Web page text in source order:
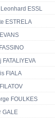
Leonhard ESSL
ESTRELA
FATALIYEVA
FIALA
FOULKES
GALE